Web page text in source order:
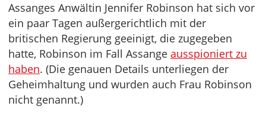
Assanges Anwältin Jennifer Robinson hat sich vor
ein paar Tagen außergerichtlich mit der
britischen Regierung geeinigt, die zugegeben
hatte, Robinson im Fall Assange ausspioniert zu
haben. (Die genauen Details unterliegen der
Geheimhaltung und wurden auch Frau Robinson
nicht genannt.)